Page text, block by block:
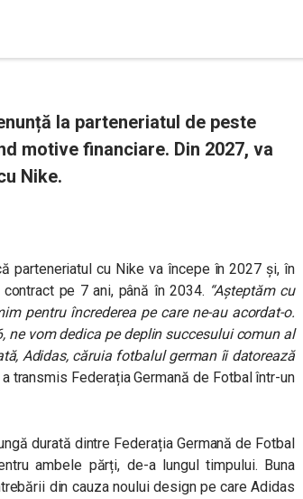
la parteneriatul de peste
motive financiare. Din 2027, va
Nike.
parteneriatul cu Nike va începe în 2027 și, în
pe 7 ani, până în 2034. “Așteptăm cu
pentru încrederea pe care ne-au acordat-o.
ne vom dedica pe deplin succesului comun al
Adidas, căruia fotbalul german îi datorează
transmis Federația Germană de Fotbal într-un
durată dintre Federația Germană de Fotbal
ambele părți, de-a lungul timpului. Buna
din cauza noului design pe care Adidas